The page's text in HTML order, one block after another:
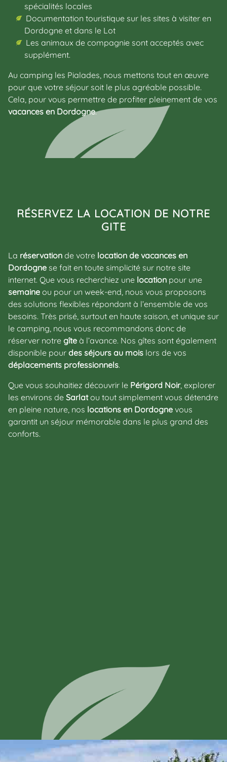
spécialités locales
Documentation touristique sur les sites à visiter en
Dordogne et dans le Lot
Les animaux de compagnie sont acceptés avec
supplément.
Au camping les Pialades, nous mettons tout en œuvre
pour que votre séjour soit le plus agréable possible.
Cela, pour vous permettre de profiter pleinement de vos
vacances en Dordogne.
RÉSERVEZ LA LOCATION DE NOTRE
GITE
La réservation de votre location de vacances en
Dordogne se fait en toute simplicité sur notre site
internet. Que vous recherchiez une location pour une
semaine ou pour un week-end, nous vous proposons
des solutions flexibles répondant à l’ensemble de vos
besoins. Très prisé, surtout en haute saison, et unique sur
le camping, nous vous recommandons donc de
réserver notre gîte à l’avance. Nos gîtes sont également
disponible pour des séjours au mois lors de vos
déplacements professionnels.
Que vous souhaitiez découvrir le Périgord Noir, explorer
les environs de Sarlatou tout simplement vous détendre
en pleine nature, nos locations en Dordogne vous
garantit un séjour mémorable dans le plus grand des
conforts.